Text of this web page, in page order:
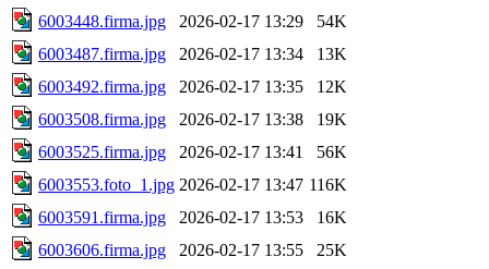
6003448.firma.jpg
2026-02-17 13:29
54K
6003487.firma.jpg
2026-02-17 13:34
13K
6003492.firma.jpg
2026-02-17 13:35
12K
6003508.firma.jpg
2026-02-17 13:38
19K
6003525.firma.jpg
2026-02-17 13:41
56K
6003553.foto_1.jpg 2026-02-17 13:47 116K
6003591.firma.jpg
2026-02-17 13:53
16K
6003606.firma.jpg
2026-02-17 13:55
25K